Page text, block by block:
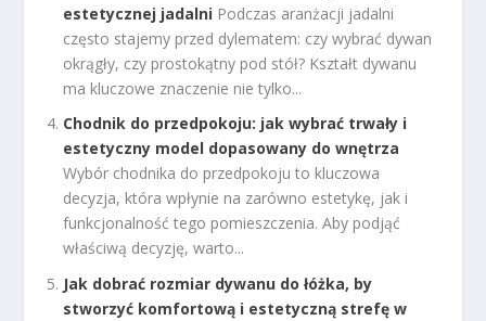
estetycznej jadalni Podczas aranżacji jadalni
często stajemy przed dylematem: czy wybrać dywan
okrągły, czy prostokątny pod stół? Kształt dywanu
ma kluczowe znaczenie nie tylko...
Chodnik do przedpokoju: jak wybrać trwały i
estetyczny model dopasowany do wnętrza
Wybór chodnika do przedpokoju to kluczowa
decyzja, która wpłynie na zarówno estetykę, jak i
funkcjonalność tego pomieszczenia. Aby podjąć
właściwą decyzję, warto...
Jak dobrać rozmiar dywanu do łóżka, by
stworzyć komfortową i estetyczną strefę w